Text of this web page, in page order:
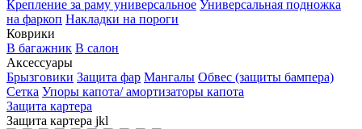
Крепление за раму универсальное Универсальная подножка
на фаркоп Накладки на пороги
Коврики
В багажник В салон
Аксессуары
Брызговики Защита фар Мангалы Обвес (защиты бампера)
Сетка Упоры капота/ амортизаторы капота
Защита картера
Защита картера jkl